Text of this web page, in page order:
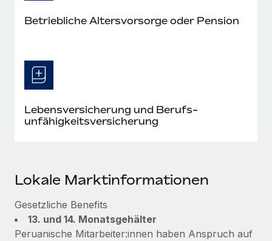
Betriebliche Altersvorsorge oder Pension
Lebensversicherung und Berufs­
unfähigkeits­versicherung
Lokale Marktinformationen
Gesetzliche Benefits
13. und 14. Monatsgehälter
Peruanische Mitarbeiter:innen haben Anspruch auf